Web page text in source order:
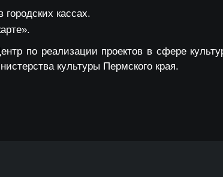
кассах.
по реализации проектов в сфере
культуры Пермского края.